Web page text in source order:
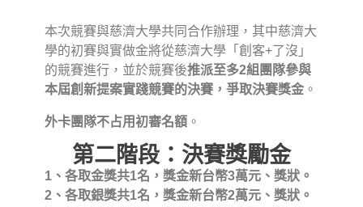
本次競賽與慈濟大學共同合作辦理，其中慈濟大
學的初賽與實做金將從慈濟大學「創客+了沒」
的競賽進行，並於競賽後推派至多2組團隊參與
本屆創新提案實踐競賽的決賽，爭取決賽獎金 。
外卡團隊不占用初審名額 。
第二階段：決賽獎勵金
1、各取金獎共1名，獎金新台幣3萬元、獎狀。
2、各取銀獎共1名，獎金新台幣2萬元、獎狀。